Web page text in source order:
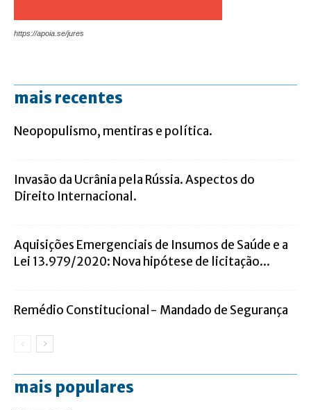
https://apoia.se/jures
mais recentes
Neopopulismo, mentiras e política.
Invasão da Ucrânia pela Rússia. Aspectos do
Direito Internacional.
Aquisições Emergenciais de Insumos de Saúde e a
Lei 13.979/2020: Nova hipótese de licitação...
Remédio Constitucional- Mandado de Segurança
mais populares